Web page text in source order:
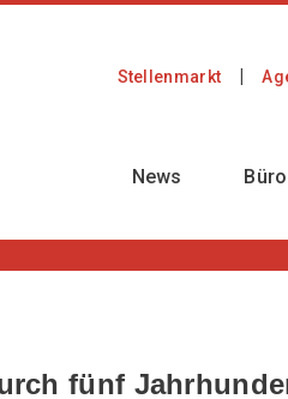
Stellenmarkt
News
fünf